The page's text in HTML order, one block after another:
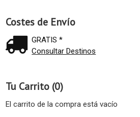
Costes de Envío
GRATIS *
Consultar Destinos
Tu Carrito (0)
El carrito de la compra está vacío